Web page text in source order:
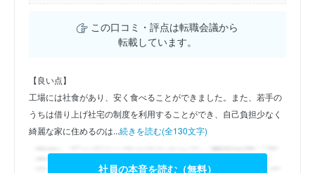
この口コミ・評点は転職会議から
転載しています。
【良い点】
工場には社食があり、安く食べることができました。また、若手の
うちは借り上げ社宅の制度を利用することができ、自己負担少なく
綺麗な家に住めるのは...続きを読む(全130文字)
社員の本音を読む（無料）